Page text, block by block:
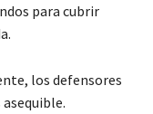
para cubrir
los defensores